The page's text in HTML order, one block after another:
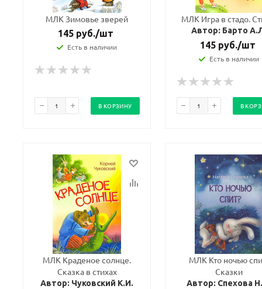
МЛК Зимовье зверей
145 руб./шт
Есть в наличии
В КОРЗИНУ
МЛК Игра в стадо.
Автор: Барто
145руб./шт
Есть в наличии
В
МЛК Краденое солнце.
Сказка в стихах
Автор: Чуковский К.И.
МЛК Кто ночью
Сказки
Автор: Спехова